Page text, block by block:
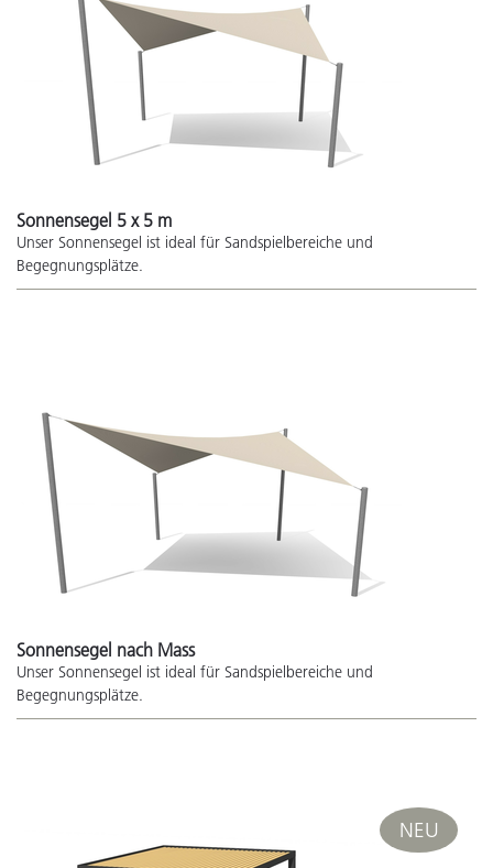
Sonnensegel 5 x 5 m
Unser Sonnensegel ist ideal für Sandspielbereiche und
Begegnungsplätze.
Sonnensegel nach Mass
Unser Sonnensegel ist ideal für Sandspielbereiche und
Begegnungsplätze.
NEU